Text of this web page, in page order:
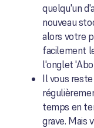
quelqu'un
nouveau
alors votre
facilement
l'onglet
Il vous
temps en
grave. Mais